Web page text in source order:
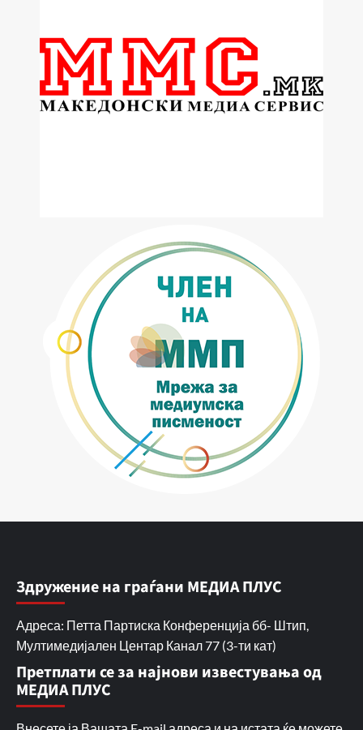
Здружение на граѓани МЕДИА ПЛУС
Адреса: Петта Партиска Конференција бб- Штип,
Мултимедијален Центар Канал 77 (3-ти кат)
Претплати се за најнови известувања од
МЕДИА ПЛУС